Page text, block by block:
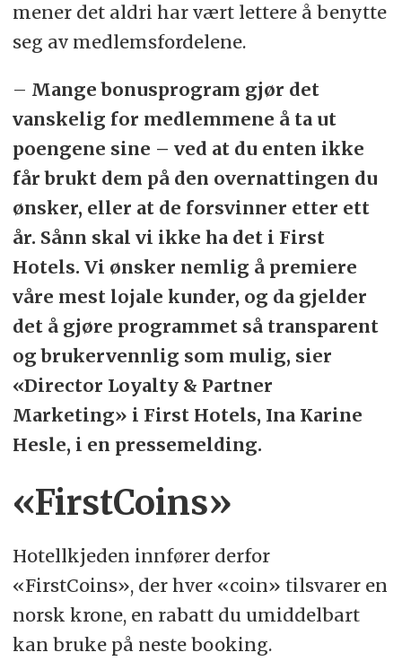
mener det aldri har vært lettere å benytte
seg av medlemsfordelene.
– Mange bonusprogram gjør det
vanskelig for medlemmene å ta ut
poengene sine – ved at du enten ikke
får brukt dem på den overnattingen du
ønsker, eller at de forsvinner etter ett
år. Sånn skal vi ikke ha det i First
Hotels. Vi ønsker nemlig å premiere
våre mest lojale kunder, og da gjelder
det å gjøre programmet så transparent
og brukervennlig som mulig, sier
«Director Loyalty & Partner
Marketing» i First Hotels, Ina Karine
Hesle, i en pressemelding.
«FirstCoins»
Hotellkjeden innfører derfor
«FirstCoins», der hver «coin» tilsvarer en
norsk krone, en rabatt du umiddelbart
kan bruke på neste booking.